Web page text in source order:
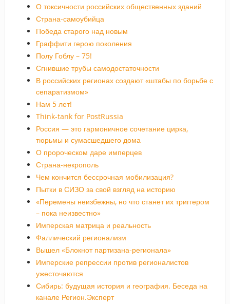
О токсичности российских общественных зданий
Страна-самоубийца
Победа старого над новым
Граффити герою поколения
Полу Гоблу – 75!
Сгнившие трубы самодостаточности
В российских регионах создают «штабы по борьбе с
сепаратизмом»
Нам 5 лет!
Think-tank for PostRussia
Россия — это гармоничное сочетание цирка,
тюрьмы и сумасшедшего дома
О пророческом даре имперцев
Страна-некрополь
Чем кончится бессрочная мобилизация?
Пытки в СИЗО за свой взгляд на историю
«Перемены неизбежны, но что станет их триггером
– пока неизвестно»
Имперская матрица и реальность
Фаллический регионализм
Вышел «Блокнот партизана-регионала»
Имперские репрессии против регионалистов
ужесточаются
Сибирь: будущая история и география. Беседа на
канале Регион.Эксперт